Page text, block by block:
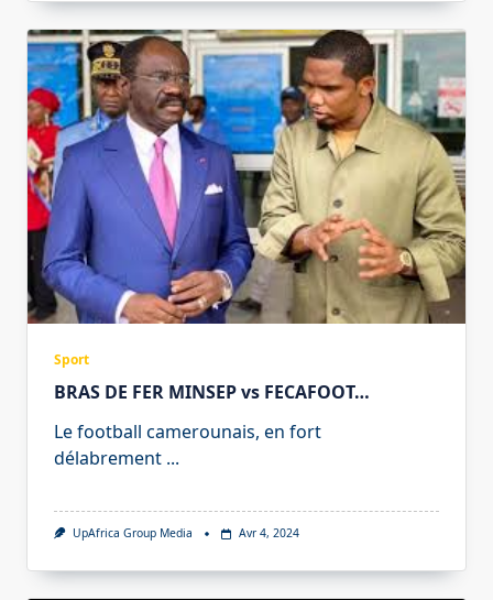
Sport
BRAS DE FER MINSEP vs FECAFOOT…
Le football camerounais, en fort
délabrement ...
UpAfrica Group Media Avr 4, 2024